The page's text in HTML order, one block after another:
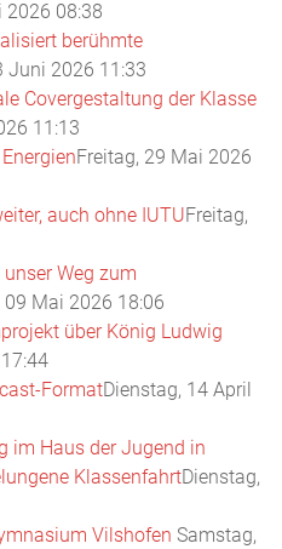
2026 08:38
berühmte
Juni 2026 11:33
Covergestaltung der Klasse
11:13
Freitag, 29 Mai 2026
auch ohne IUTUFreitag,
Weg zum
09 Mai 2026 18:06
über König Ludwig
FormatDienstag, 14 April
im Haus der Jugend in
KlassenfahrtDienstag,
Vilshofen Samstag,